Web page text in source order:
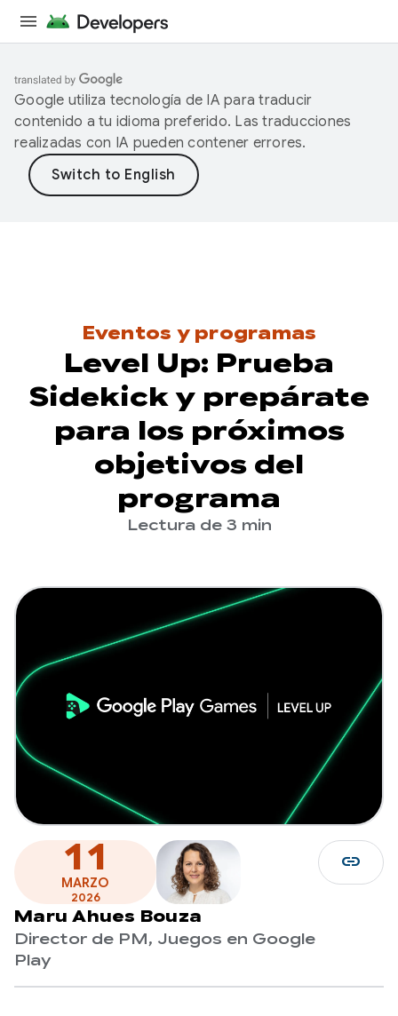
Google utiliza tecnología de IA para traducir
contenido a tu idioma preferido. Las traducciones
realizadas con IA pueden contener errores.
Eventos y programas
Level Up: Prueba
Sidekick y prepárate
para los próximos
objetivos del
programa
Lectura de 3 min
11
MARZO
2026
Maru Ahues Bouza
Director de PM, Juegos en Google
Play
link